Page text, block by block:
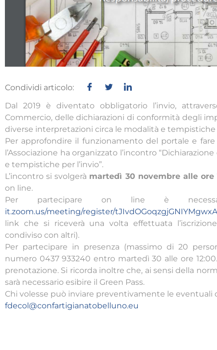
Condividi articolo:
Dal 2019 è diventato obbligatorio l’invio,
Commercio, delle dichiarazioni di conformità degli
diverse interpretazioni circa le modalità e
Per approfondire il funzionamento del portale e
l’Associazione ha organizzato l’incontro
e tempistiche per l’invio”.
L’incontro si svolgerà martedì 30 novembre alle ore
on line.
Per partecipare on line è
it.zoom.us/meeting/register/
link che si riceverà una volta effettuata
condiviso con altri).
Per partecipare in presenza (massimo di 20
numero 0437 933240 entro martedì 30 alle ore
prenotazione. Si ricorda inoltre che, ai sensi della
sarà necessario esibire il Green Pass.
Chi volesse può inviare preventivamente le eventuali
fdecol@confartigianatobelluno.eu